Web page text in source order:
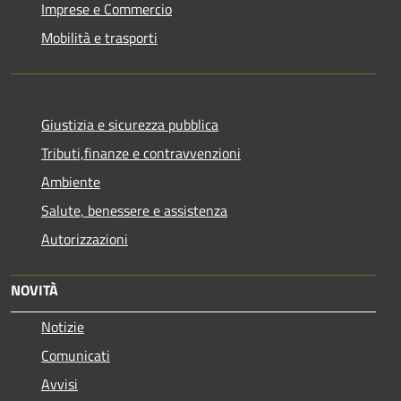
Imprese e Commercio
Mobilità e trasporti
Giustizia e sicurezza pubblica
Tributi,finanze e contravvenzioni
Ambiente
Salute, benessere e assistenza
Autorizzazioni
NOVITÀ
Notizie
Comunicati
Avvisi